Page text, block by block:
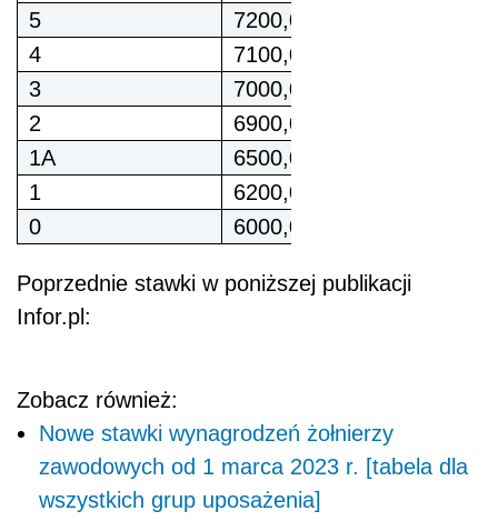
5
7200,00
4
7100,00
3
7000,00
2
6900,00
1A
6500,00
1
6200,00
0
6000,00
Poprzednie stawki w poniższej publikacji
Infor.pl:
Zobacz również:
Nowe stawki wynagrodzeń żołnierzy
zawodowych od 1 marca 2023 r. [tabela dla
wszystkich grup uposażenia]